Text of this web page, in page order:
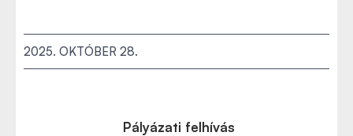
2025. OKTÓBER 28.
Pályázati felhívás